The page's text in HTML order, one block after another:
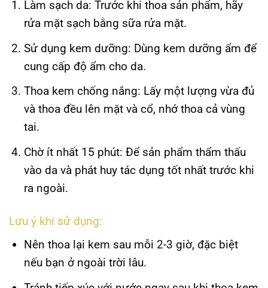
Làm sạch da: Trước khi thoa sản phẩm, hãy
rửa mặt sạch bằng sữa rửa mặt.
Sử dụng kem dưỡng: Dùng kem dưỡng ẩm để
cung cấp độ ẩm cho da.
Thoa kem chống nắng: Lấy một lượng vừa đủ
và thoa đều lên mặt và cổ, nhớ thoa cả vùng
tai.
Chờ ít nhất 15 phút: Để sản phẩm thẩm thấu
vào da và phát huy tác dụng tốt nhất trước khi
ra ngoài.
Lưu ý khi sử dụng:
Nên thoa lại kem sau mỗi 2-3 giờ, đặc biệt
nếu bạn ở ngoài trời lâu.